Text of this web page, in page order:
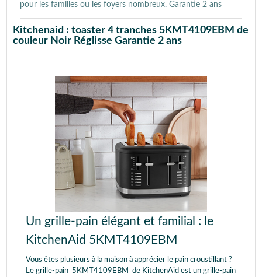
pour les familles ou les foyers nombreux. Garantie 2 ans
Kitchenaid : toaster 4 tranches 5KMT4109EBM de
couleur Noir Réglisse Garantie 2 ans
Un grille-pain élégant et familial : le
KitchenAid 5KMT4109EBM
Vous êtes plusieurs à la maison à apprécier le pain croustillant ?
Le grille-pain 5KMT4109EBM de KitchenAid est un grille-pain